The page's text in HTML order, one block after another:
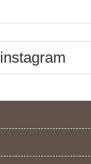
instagram